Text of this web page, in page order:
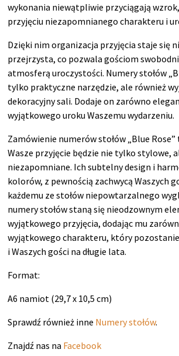
wykonania niewątpliwie przyciągają
przyjęciu niezapomnianego charakteru i
Dzięki nim organizacja przyjęcia staje się
przejrzysta, co pozwala gościom
atmosferą uroczystości. Numery stołów
tylko praktyczne narzędzie, ale również
dekoracyjny sali. Dodaje on zarówno
wyjątkowego uroku Waszemu wydarzeniu.
Zamówienie numerów stołów „Blue
Wasze przyjęcie będzie nie tylko stylowe,
niezapomniane. Ich subtelny design i
kolorów, z pewnością zachwycą Waszych
każdemu ze stołów niepowtarzalnego
numery stołów staną się nieodzownym
wyjątkowego przyjęcia, dodając mu
wyjątkowego charakteru, który
i Waszych gości na długie lata.
Format:
A6 namiot (29,7 x 10,5 cm)
Sprawdź również inne Numery stołów.
Znajdź nas na Facebook